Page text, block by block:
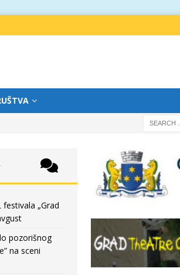
„Grad
pozorišnog
na sceni